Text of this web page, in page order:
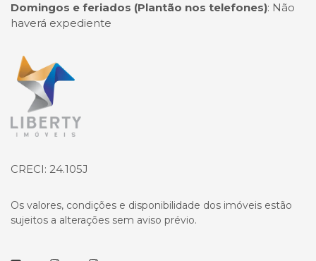
Domingos e feriados (Plantão nos telefones): Não
haverá expediente
Página inicial
CRECI: 24.105J
Os valores, condições e disponibilidade dos imóveis estão
sujeitos a alterações sem aviso prévio.